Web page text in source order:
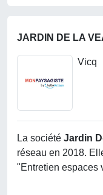
JARDIN DE LA
Vicq
La société Jardin
réseau en 2018.
"Entretien espaces